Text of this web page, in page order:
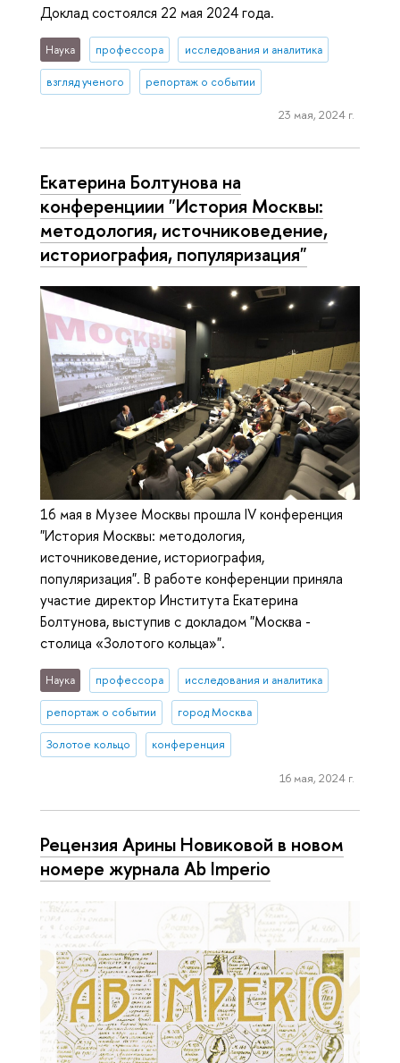
Доклад состоялся 22 мая 2024 года.
Наука профессора исследования и аналитика
взгляд ученого репортаж о событии
23 мая, 2024 г.
Екатерина Болтунова на
конференциии "История Москвы:
методология, источниковедение,
историография, популяризация"
16 мая в Музее Москвы прошла IV конференция
"История Москвы: методология,
источниковедение, историография,
популяризация". В работе конференции приняла
участие директор Института Екатерина
Болтунова, выступив с докладом "Москва -
столица «Золотого кольца»".
Наука профессора исследования и аналитика
репортаж о событии город Москва
Золотое кольцо конференция
16 мая, 2024 г.
Рецензия Арины Новиковой в новом
номере журнала Ab Imperio